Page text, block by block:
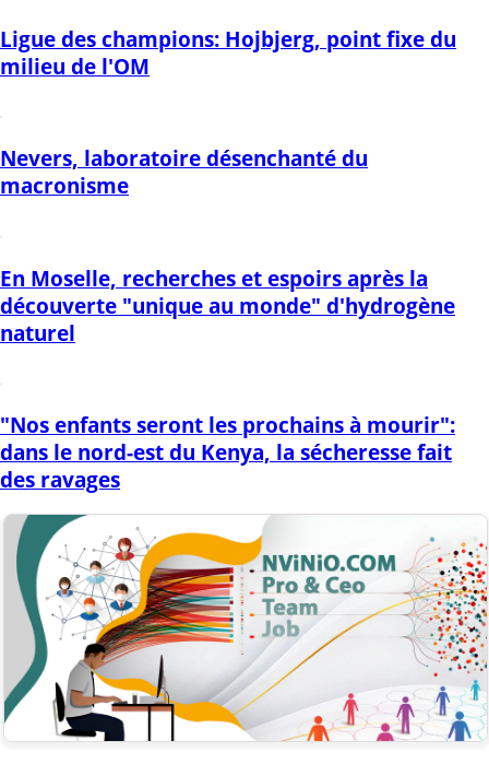
Ligue des champions: Hojbjerg, point fixe du
milieu de l'OM
Nevers, laboratoire désenchanté du
macronisme
En Moselle, recherches et espoirs après la
découverte "unique au monde" d'hydrogène
naturel
"Nos enfants seront les prochains à mourir":
dans le nord-est du Kenya, la sécheresse fait
des ravages